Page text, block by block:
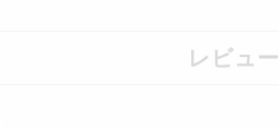
レビュー